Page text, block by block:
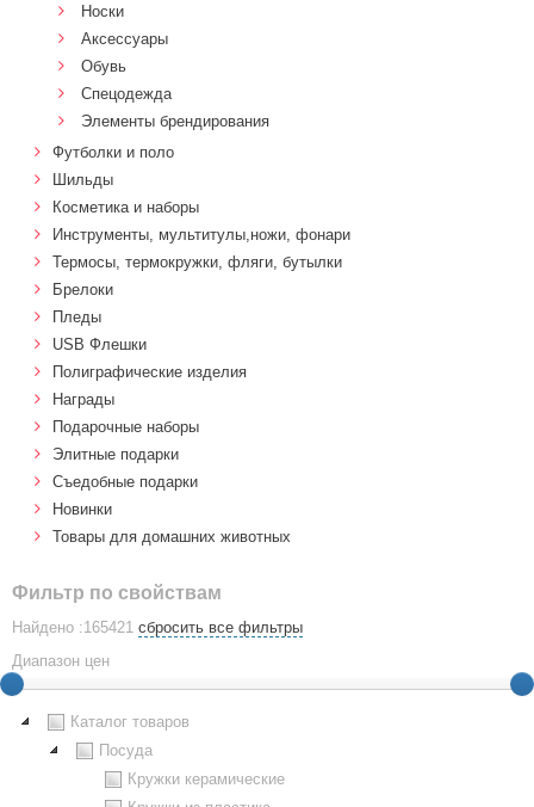
Носки
Аксессуары
Обувь
Спецодежда
Элементы брендирования
Футболки и поло
Шильды
Косметика и наборы
Инструменты, мультитулы,ножи, фонари
Термосы, термокружки, фляги, бутылки
Брелоки
Пледы
USB Флешки
Полиграфические изделия
Награды
Подарочные наборы
Элитные подарки
Cъедобные подарки
Новинки
Товары для домашних животных
Фильтр по свойствам
Найдено :165421 сбросить все фильтры
Диапазон цен
Каталог товаров
Посуда
Кружки керамические